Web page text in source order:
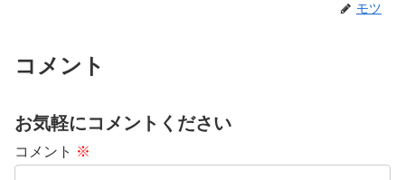
モツ
コメント
お気軽にコメントください
コメント ※